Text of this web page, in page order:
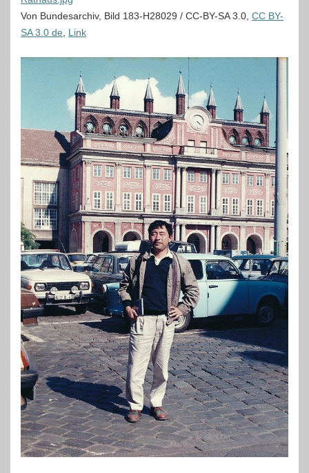
Von Bundesarchiv, Bild 183-H28029 / CC-BY-SA 3.0, CC BY-
SA 3.0 de Link